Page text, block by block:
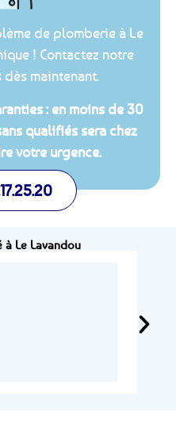
de plomberie à Le
! Contactez notre
maintenant.
: en moins de 30
qualifiés sera chez
votre urgence.
Le Lavandou